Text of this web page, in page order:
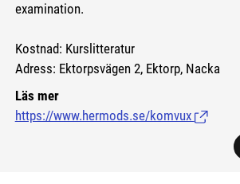
examination.
Kostnad: Kurslitteratur
Adress: Ektorpsvägen 2, Ektorp, Nacka
Läs mer
https://www.hermods.se/komvux (Länk till